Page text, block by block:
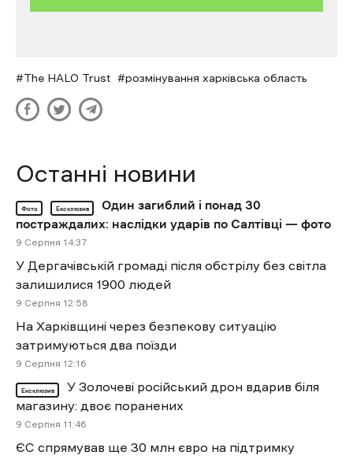
The HALO Trust розмінування харківська область
Останні новини
Фото Ексклюзив
Один загиблий і понад 30
постраждалих: наслідки ударів по Салтівці — фото
9 Cерпня 14:37
У Дергачівській громаді після обстрілу без світла
залишилися 1900 людей
9 Cерпня 12:58
На Харківщині через безпекову ситуацію
затримуються два поїзди
9 Cерпня 12:16
Ексклюзив
У Золочеві російський дрон вдарив біля
магазину: двоє поранених
9 Cерпня 11:46
ЄС спрямував ще 30 млн євро на підтримку